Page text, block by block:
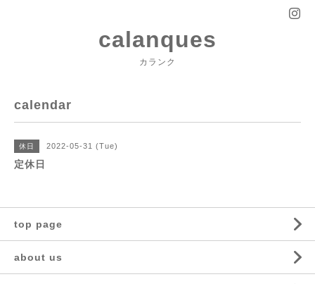
calanques
カランク
calendar
休日 2022-05-31 (Tue)
定休日
top page
about us